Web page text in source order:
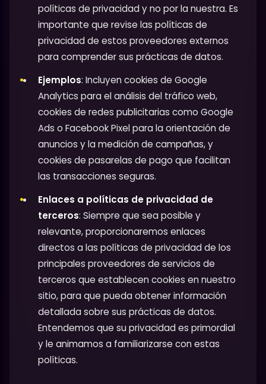
políticas de privacidad y no por la nuestra. Es
importante que revise las políticas de
privacidad de estos proveedores externos
para comprender sus prácticas de datos.
Ejemplos: Incluyen cookies de Google
Analytics para el análisis del tráfico web,
cookies de redes publicitarias como Google
Ads o Facebook Pixel para la orientación de
anuncios y la medición de campañas, y
cookies de pasarelas de pago que facilitan
las transacciones seguras.
Enlaces a políticas de privacidad de
terceros: Siempre que sea posible y
relevante, proporcionaremos enlaces
directos a las políticas de privacidad de los
principales proveedores de servicios de
terceros que establecen cookies en nuestro
sitio, para que pueda obtener información
detallada sobre sus prácticas de datos.
Entendemos que su privacidad es primordial
y le animamos a familiarizarse con estas
políticas.